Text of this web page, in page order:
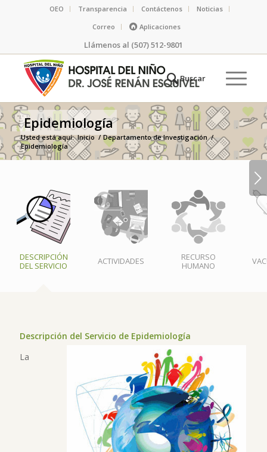
OEO Transparencia Contáctenos
Noticias
Correo
Aplicaciones
Llámenos al (507) 512-9801
Epidemiología
Usted está aquí: Inicio / Departamento de Investigación /
Epidemiología
DESCRIPCIÓN
DEL SERVICIO
ACTIVIDADES
RECURSO
HUMANO
Descripción del Servicio de Epidemiología
La